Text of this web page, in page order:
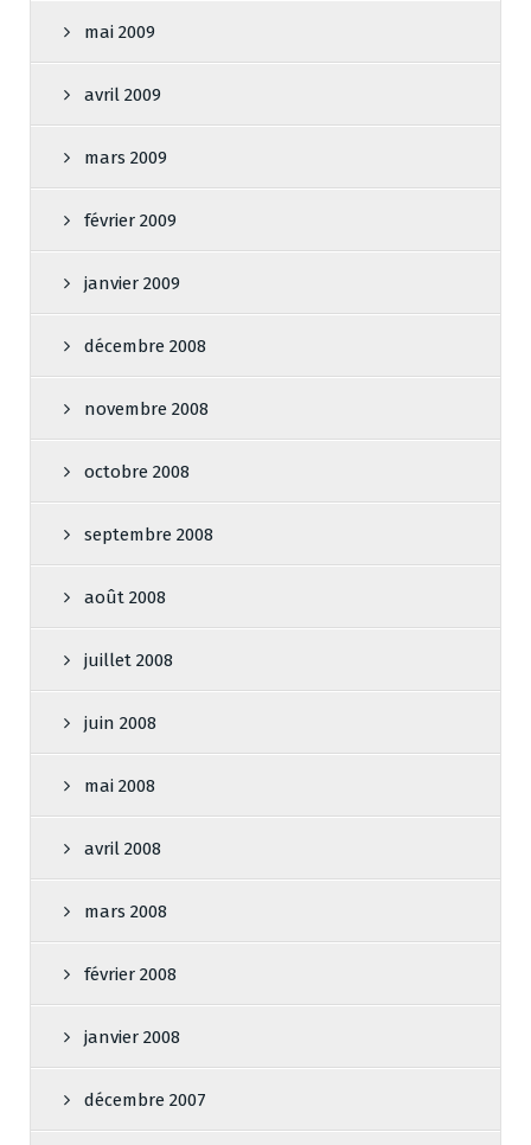
mai 2009
avril 2009
mars 2009
février 2009
janvier 2009
décembre 2008
novembre 2008
octobre 2008
septembre 2008
août 2008
juillet 2008
juin 2008
mai 2008
avril 2008
mars 2008
février 2008
janvier 2008
décembre 2007